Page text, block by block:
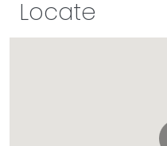
Locate